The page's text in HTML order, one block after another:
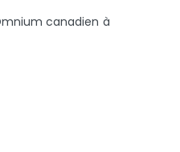
canadien à